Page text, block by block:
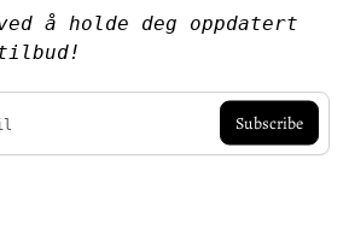
å holde deg oppdatert